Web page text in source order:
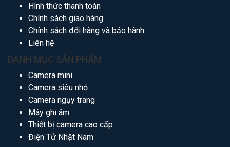
Hình thức thanh toán
Chính sách giao hàng
Chính sách đổi hàng và bảo hành
Liên hệ
DANH MỤC SẢN PHẨM
Camera mini
Camera siêu nhỏ
Camera ngụy trang
Máy ghi âm
Thiết bị camera cao cấp
Điện Tử Nhật Nam